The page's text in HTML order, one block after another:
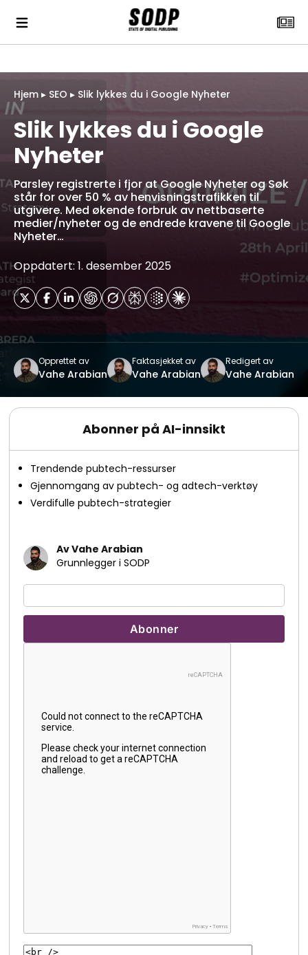
Hjem ▸ SEO ▸ Slik lykkes du i Google Nyheter
Slik lykkes du i Google
Nyheter
Parsley registrerte i fjor at Google Nyheter og Søk
står for over 50 % av henvisningstrafikken til
utgivere. Med økende forbruk av nettbaserte
medier/nyheter og de endrede kravene til Google
Nyheter…
Oppdatert: 1. desember 2025
Opprettet av
Vahe Arabian
Faktasjekket av
Vahe Arabian
Redigert av
Vahe Arabian
Abonner på AI-innsikt
Trendende pubtech-ressurser
Gjennomgang av pubtech- og adtech-verktøy
Verdifulle pubtech-strategier
Av Vahe Arabian
Grunnlegger i SODP